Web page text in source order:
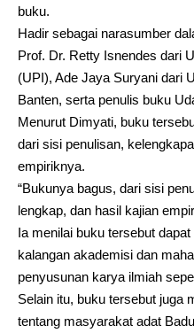
buku.
Hadir sebagai narasumber
Prof. Dr. Retty Isnendes dari
(UPI), Ade Jaya Suryani dari
Banten, serta penulis buku
Menurut Dimyati, buku
dari sisi penulisan,
empiriknya.
“Bukunya bagus, dari sisi
lengkap, dan hasil kajian
Ia menilai buku tersebut
kalangan akademisi dan
penyusunan karya ilmiah
Selain itu, buku tersebut juga
tentang masyarakat adat